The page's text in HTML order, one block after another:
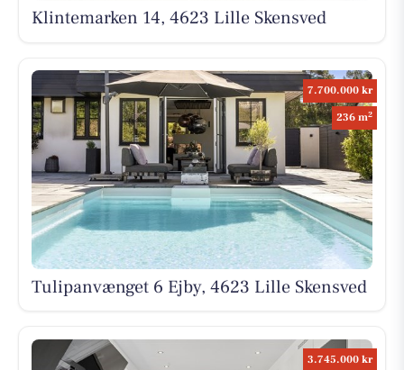
Klintemarken 14, 4623 Lille Skensved
7.700.000 kr
236 m2
Tulipanvænget 6 Ejby, 4623 Lille Skensved
3.745.000 kr